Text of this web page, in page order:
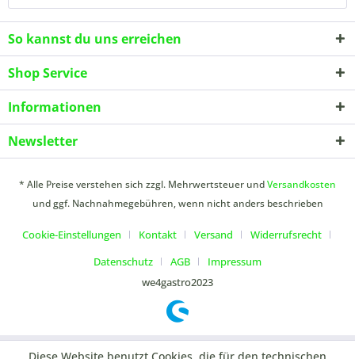
So kannst du uns erreichen
Shop Service
Informationen
Newsletter
* Alle Preise verstehen sich zzgl. Mehrwertsteuer undVersandkosten
und ggf. Nachnahmegebühren, wenn nicht anders beschrieben
Cookie-Einstellungen Kontakt Versand
Widerrufsrecht
Datenschutz
AGB
Impressum
we4gastro2023